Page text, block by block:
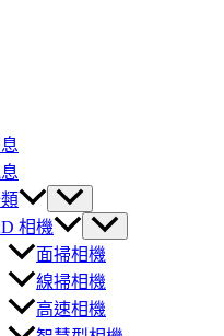
相機
面掃相機
線掃相機
高速相機